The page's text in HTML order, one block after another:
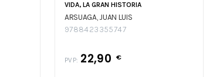
VIDA, LA GRAN HISTORIA
ARSUAGA, JUAN LUIS
9788423355747
PVP: 22,90 €